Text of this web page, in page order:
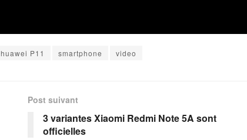
huawei P11 smartphone video
Post suivant
3 variantes Xiaomi Redmi Note 5A sont
officielles